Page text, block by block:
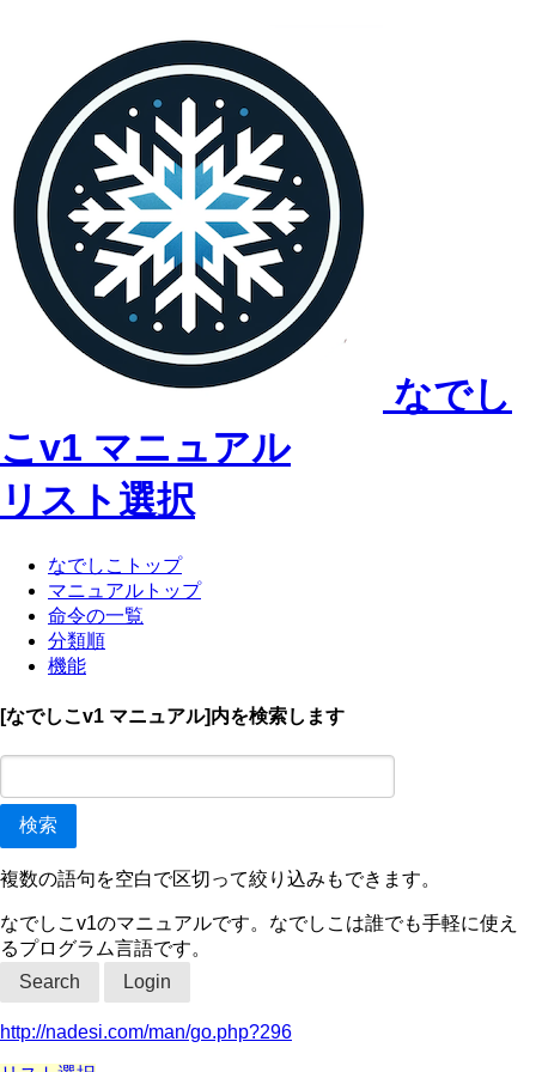
なでし
こv1 マニュアル
リスト選択
なでしこトップ
マニュアルトップ
命令の一覧
分類順
機能
[なでしこv1 マニュアル]内を検索します
複数の語句を空白で区切って絞り込みもできます。
なでしこv1のマニュアルです。なでしこは誰でも手軽に使え
るプログラム言語です。
Search
Login
http://nadesi.com/man/go.php?296